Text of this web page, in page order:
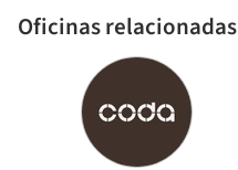
Oficinas relacionadas